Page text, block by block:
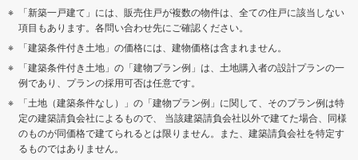
「新築一戸建て」には、販売住戸が複数の物件は、全ての住戸に該当しない
項目もあります。各問い合わせ先にご確認ください。
「建築条件付き土地」の価格には、建物価格は含まれません。
「建築条件付き土地」の「建物プラン例」は、土地購入者の設計プランの一
例であり、プランの採用可否は任意です。
「土地（建築条件なし）」の「建物プラン例」に関して、そのプラン例は特
定の建築請負会社によるもので、 当該建築請負会社以外で建てた場合、同様
のものが同価格で建てられるとは限りません。また、建築請負会社を特定す
るものではありません。